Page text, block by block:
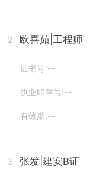
2 欧喜茹 |工程师
证书号:--
执业印章号:--
有效期:--
3 张发 |建安B证